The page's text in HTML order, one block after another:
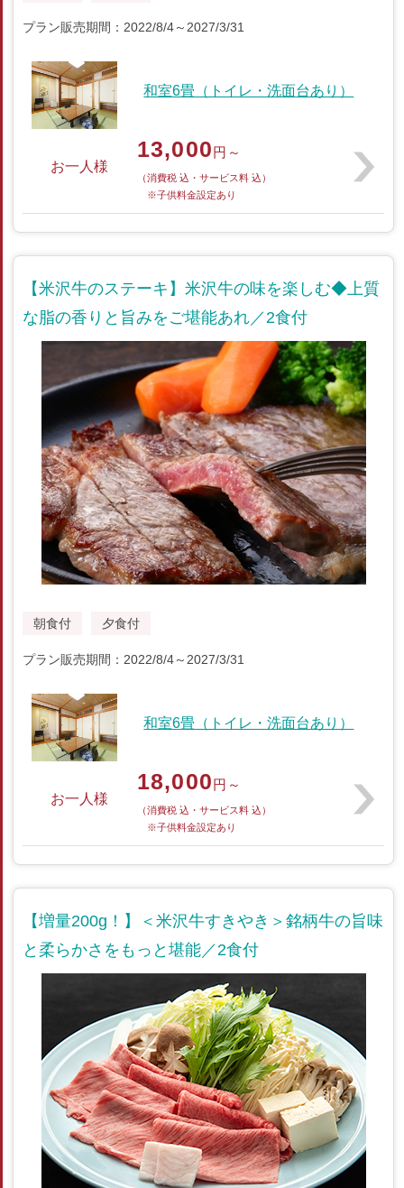
プラン販売期間：2022/8/4～2027/3/31
和室6畳（トイレ・洗面台あり）
お一人様
13,000円～
（消費税 込・サービス料 込）
※子供料金設定あり
【米沢牛のステーキ】米沢牛の味を楽しむ◆上質
な脂の香りと旨みをご堪能あれ／2食付
朝食付 夕食付
プラン販売期間：2022/8/4～2027/3/31
和室6畳（トイレ・洗面台あり）
お一人様
18,000円～
（消費税 込・サービス料 込）
※子供料金設定あり
【増量200g！】＜米沢牛すきやき＞銘柄牛の旨味
と柔らかさをもっと堪能／2食付